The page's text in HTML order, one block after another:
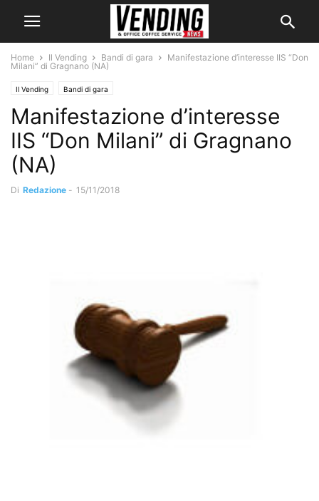
Home Il Vending Bandi di gara
Manifestazione d’interesse IIS “Don
Milani” di Gragnano (NA)
Il Vending Bandi di gara
Manifestazione d’interesse
IIS “Don Milani” di Gragnano
(NA)
Di Redazione - 15/11/2018